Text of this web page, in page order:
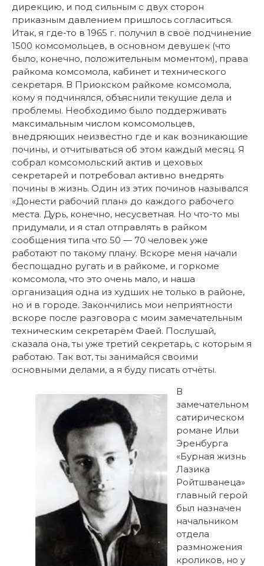
дирекцию, и под сильным с двух сторон
приказным давлением пришлось согласиться.
Итак, я где-то в 1965 г. получил в своё подчинение
1500 комсомольцев, в основном девушек (что
было, конечно, положительным моментом), права
райкома комсомола, кабинет и технического
секретаря. В Приокском райкоме комсомола,
кому я подчинялся, объяснили текущие дела и
проблемы. Необходимо было поддерживать
максимальным числом комсомольцев,
внедряющих неизвестно где и как возникающие
почины, и отчитываться об этом каждый месяц. Я
собрал комсомольский актив и цеховых
секретарей и потребовал активно внедрять
почины в жизнь. Один из этих починов назывался
«Донести рабочий план» до каждого рабочего
места. Дурь, конечно, несусветная. Но что-то мы
придумали, и я стал отправлять в райком
сообщения типа что 50 — 70 человек уже
работают по такому плану. Вскоре меня начали
беспощадно ругать и в райкоме, и горкоме
комсомола, что это очень мало, и наша
организация одна из худших не только в районе,
но и в городе. Закончились мои неприятности
вскоре после разговора с моим замечательным
техническим секретарём Фаей. Послушай,
сказала она, ты уже третий секретарь, с которым я
работаю. Так вот, ты занимайся своими
основными делами, а я буду писать отчёты.
В
замечательном
сатирическом
романе Ильи
Эренбурга
«Бурная жизнь
Лазика
Ройтшванеца»
главный герой
был назначен
начальником
отдела
размножения
кроликов, но у